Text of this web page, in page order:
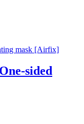
sided